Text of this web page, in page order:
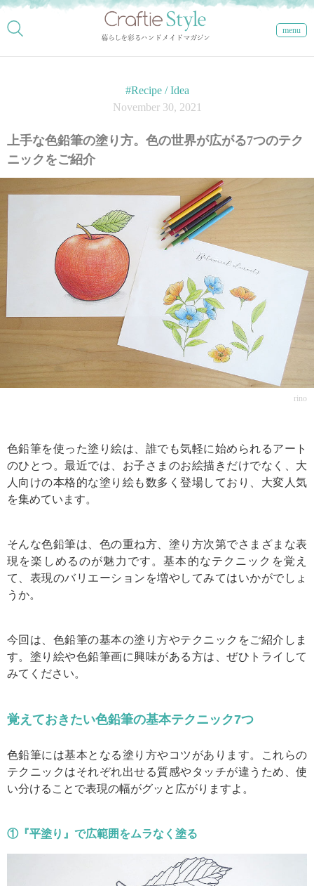
menu
#Recipe / Idea
November 30, 2021
上手な色鉛筆の塗り方。色の世界が広がる7つのテク
ニックをご紹介
rino
色鉛筆を使った塗り絵は、誰でも気軽に始められるアート
のひとつ。最近では、お子さまのお絵描きだけでなく、大
人向けの本格的な塗り絵も数多く登場しており、大変人気
を集めています。
そんな色鉛筆は、色の重ね方、塗り方次第でさまざまな表
現を楽しめるのが魅力です。基本的なテクニックを覚え
て、表現のバリエーションを増やしてみてはいかがでしょ
うか。
今回は、色鉛筆の基本の塗り方やテクニックをご紹介しま
す。塗り絵や色鉛筆画に興味がある方は、ぜひトライして
みてください。
覚えておきたい色鉛筆の基本テクニック7つ
色鉛筆には基本となる塗り方やコツがあります。これらの
テクニックはそれぞれ出せる質感やタッチが違うため、使
い分けることで表現の幅がグッと広がりますよ。
①『平塗り』で広範囲をムラなく塗る